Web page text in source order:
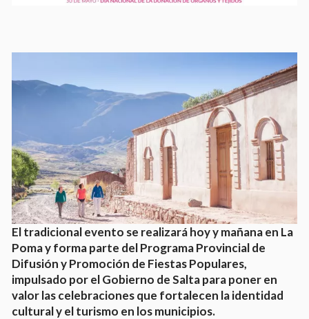
El tradicional evento se realizará hoy y mañana en La
Poma y forma parte del Programa Provincial de
Difusión y Promoción de Fiestas Populares,
impulsado por el Gobierno de Salta para poner en
valor las celebraciones que fortalecen la identidad
cultural y el turismo en los municipios.